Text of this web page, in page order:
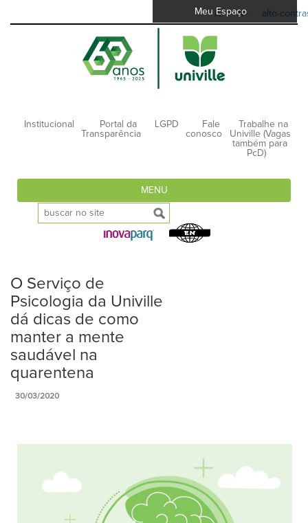
A- A+ alto-
Meu Espaço
Institucional
Portal da
Transparência
LGPD
Fale
conosco
Trabalhe na
Univille (Vagas
também para
PcD)
MENU
O Serviço de
Psicologia da Univille
dá dicas de como
manter a mente
saudável na
quarentena
30/03/2020